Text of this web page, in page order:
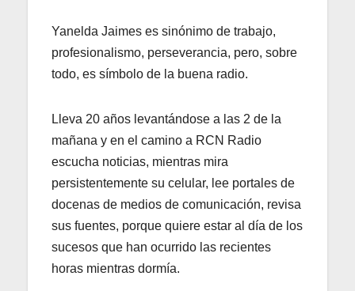
Yanelda Jaimes es sinónimo de trabajo,
profesionalismo, perseverancia, pero, sobre
todo, es símbolo de la buena radio.
Lleva 20 años levantándose a las 2 de la
mañana y en el camino a RCN Radio
escucha noticias, mientras mira
persistentemente su celular, lee portales de
docenas de medios de comunicación, revisa
sus fuentes, porque quiere estar al día de los
sucesos que han ocurrido las recientes
horas mientras dormía.